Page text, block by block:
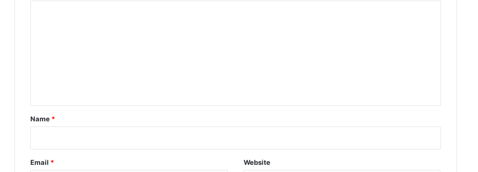
*
Name *
Email * Website